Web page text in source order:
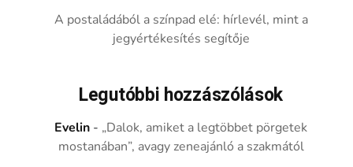
A postaládából a színpad elé: hírlevél, mint a
jegyértékesítés segítője
Legutóbbi hozzászólások
Evelin - „Dalok, amiket a legtöbbet pörgetek
mostanában”, avagy zeneajánló a szakmától